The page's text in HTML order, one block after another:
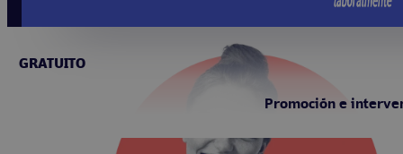
GRATUITO
Promoción e